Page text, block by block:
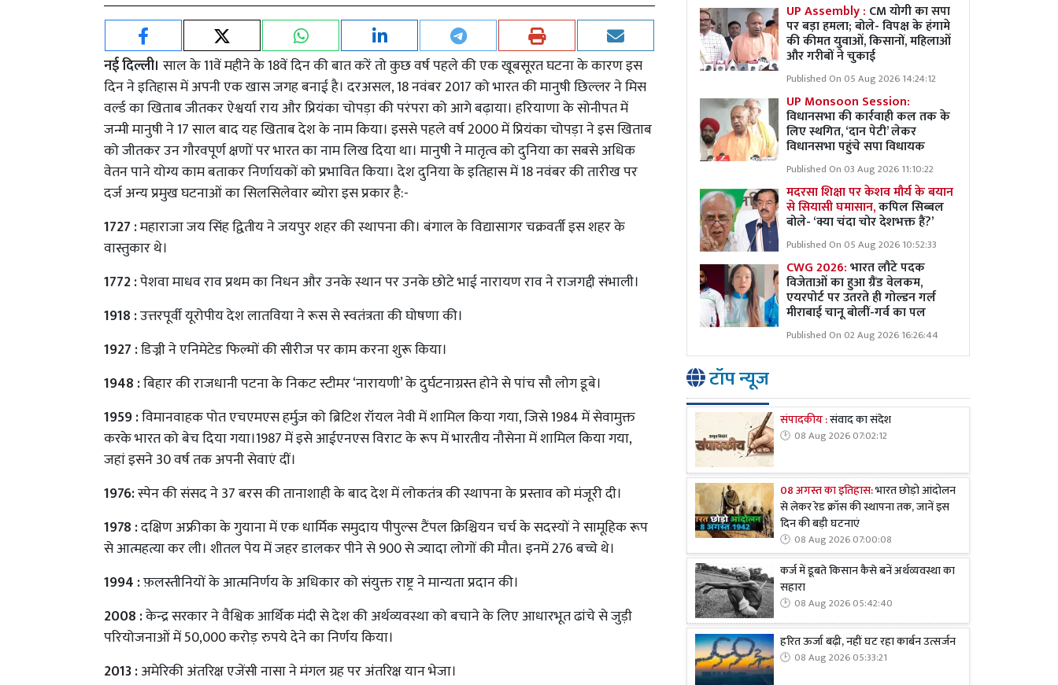
नई दिल्ली। साल के 11वें महीने के 18वें दिन की बात करें तो कुछ वर्ष पहले की एक खूबसूरत घटना के कारण इस
दिन ने इतिहास में अपनी एक खास जगह बनाई है। दरअसल, 18 नवंबर 2017 को भारत की मानुषी छिल्लर ने मिस
वर्ल्ड का खिताब जीतकर ऐश्वर्या राय और प्रियंका चोपड़ा की परंपरा को आगे बढ़ाया। हरियाणा के सोनीपत में
जन्मी मानुषी ने 17 साल बाद यह खिताब देश के नाम किया। इससे पहले वर्ष 2000 में प्रियंका चोपड़ा ने इस खिताब
को जीतकर उन गौरवपूर्ण क्षणों पर भारत का नाम लिख दिया था। मानुषी ने मातृत्व को दुनिया का सबसे अधिक
वेतन पाने योग्य काम बताकर निर्णायकों को प्रभावित किया। देश दुनिया के इतिहास में 18 नवंबर की तारीख पर
दर्ज अन्य प्रमुख घटनाओं का सिलसिलेवार ब्योरा इस प्रकार है:-
1727 :महाराजा जय सिंह द्वितीय ने जयपुर शहर की स्थापना की। बंगाल के विद्यासागर चक्रवर्ती इस शहर के
वास्तुकार थे।
1772 :पेशवा माधव राव प्रथम का निधन और उनके स्थान पर उनके छोटे भाई नारायण राव ने राजगद्दी संभाली।
1918 :उत्तरपूर्वी यूरोपीय देश लातविया ने रूस से स्वतंत्रता की घोषणा की।
1927 :डिज्नी ने एनिमेटेड फिल्मों की सीरीज पर काम करना शुरू किया।
1948 :बिहार की राजधानी पटना के निकट स्टीमर ‘नारायणी’ के दुर्घटनाग्रस्त होने से पांच सौ लोग डूबे।
1959 :विमानवाहक पोत एचएमएस हर्मुज़ को ब्रिटिश रॉयल नेवी में शामिल किया गया, जिसे 1984 में सेवामुक्त
करके भारत को बेच दिया गया।1987 में इसे आईएनएस विराट के रूप में भारतीय नौसेना में शामिल किया गया,
जहां इसने 30 वर्ष तक अपनी सेवाएं दीं।
1976:स्पेन की संसद ने 37 बरस की तानाशाही के बाद देश में लोकतंत्र की स्थापना के प्रस्ताव को मंजूरी दी।
1978 :दक्षिण अफ्रीका के गुयाना में एक धार्मिक समुदाय पीपुल्स टैंपल क्रिश्चियन चर्च के सदस्यों ने सामूहिक रूप
से आत्महत्या कर ली। शीतल पेय में जहर डालकर पीने से 900 से ज्यादा लोगों की मौत। इनमें 276 बच्चे थे।
1994 :फ़लस्तीनियों के आत्मनिर्णय के अधिकार को संयुक्त राष्ट्र ने मान्यता प्रदान की।
2008 :केन्द्र सरकार ने वैश्विक आर्थिक मंदी से देश की अर्थव्यवस्था को बचाने के लिए आधारभूत ढांचे से जुड़ी
परियोजनाओं में 50,000 करोड़ रुपये देने का निर्णय किया।
2013 :अमेरिकी अंतरिक्ष एजेंसी नासा ने मंगल ग्रह पर अंतरिक्ष यान भेजा।
UP Assembly : CM योगी का सपा
पर बड़ा हमला; बोले- विपक्ष के हंगामे
की कीमत युवाओं, किसानों, महिलाओं
और गरीबों ने चुकाई
Published On 05 Aug 2026 14:24:12
UP Monsoon Session:
विधानसभा की कार्रवाही कल तक के
लिए स्थगित, ‘दान पेटी’ लेकर
विधानसभा पहुंचे सपा विधायक
Published On 03 Aug 2026 11:10:22
मदरसा शिक्षा पर केशव मौर्य के बयान
से सियासी घमासान,कपिल सिब्बल
बोले- ‘क्या चंदा चोर देशभक्त हैं?’
Published On 05 Aug 2026 10:52:33
CWG 2026:भारत लौटे पदक
विजेताओं का हुआ ग्रैंड वेलकम,
एयरपोर्ट पर उतरते ही गोल्डन गर्ल
मीराबाई चानू बोलीं-गर्व का पल
Published On 02 Aug 2026 16:26:44
टॉप न्यूज
संपादकीय :संवाद का संदेश
08 Aug 2026 07:02:12
08 अगस्त का इतिहास:भारत छोड़ो आंदोलन
से लेकर रेड क्रॉस की स्थापना तक, जानें इस
दिन की बड़ी घटनाएं
08 Aug 2026 07:00:08
कर्ज में डूबते किसान कैसे बनें अर्थव्यवस्था का
सहारा
08 Aug 2026 05:42:40
हरित ऊर्जा बढ़ी, नहीं घट रहा कार्बन उत्सर्जन
08 Aug 2026 05:33:21